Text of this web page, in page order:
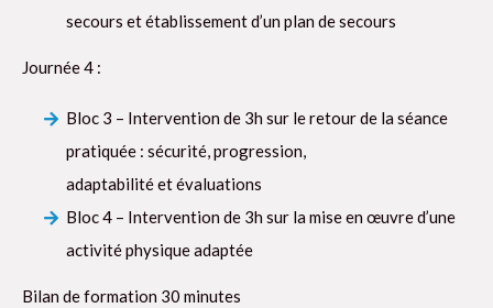
secours et établissement d’un plan de secours
Journée 4 :
Bloc 3 – Intervention de 3h sur le retour de la séance
pratiquée : sécurité, progression,
adaptabilité et évaluations
Bloc 4 – Intervention de 3h sur la mise en œuvre d’une
activité physique adaptée
Bilan de formation 30 minutes